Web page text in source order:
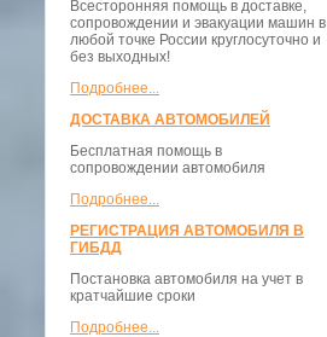
Всесторонняя помощь в доставке,
сопровождении и эвакуации машин в
любой точке России круглосуточно и
без выходных!
Подробнее...
ДОСТАВКА АВТОМОБИЛЕЙ
Бесплатная помощь в
сопровождении автомобиля
Подробнее...
РЕГИСТРАЦИЯ АВТОМОБИЛЯ В
ГИБДД
Постановка автомобиля на учет в
кратчайшие сроки
Подробнее...